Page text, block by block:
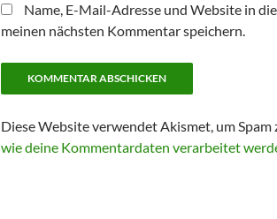
Name, E-Mail-Adresse und Website in
meinen nächsten Kommentar speichern.
Diese Website verwendet Akismet, um Spam
wie deine Kommentardaten verarbeitet